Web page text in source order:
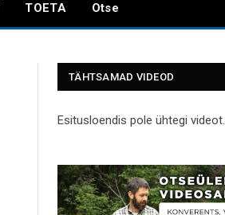
TOETA Otse
TÄHTSAMAD VIDEOD
Esitusloendis pole ühtegi videot.